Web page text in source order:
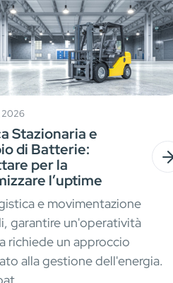
2026
Stazionaria e
di Batterie:
per la
l’uptime
e movimentazione
garantire un'operatività
richiede un approccio
alla gestione dell'energia.